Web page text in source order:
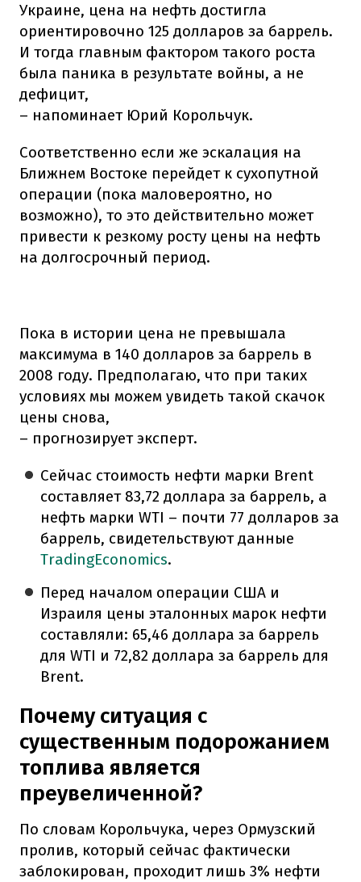
Украине, цена на нефть достигла
ориентировочно 125 долларов за баррель.
И тогда главным фактором такого роста
была паника в результате войны, а не
дефицит,
– напоминает Юрий Корольчук.
Соответственно если же эскалация на
Ближнем Востоке перейдет к сухопутной
операции (пока маловероятно, но
возможно), то это действительно может
привести к резкому росту цены на нефть
на долгосрочный период.
Пока в истории цена не превышала
максимума в 140 долларов за баррель в
2008 году. Предполагаю, что при таких
условиях мы можем увидеть такой скачок
цены снова,
– прогнозирует эксперт.
Сейчас стоимость нефти марки Brent
составляет 83,72 доллара за баррель, а
нефть марки WTI – почти 77 долларов за
баррель, свидетельствуют данные
TradingEconomics.
Перед началом операции США и
Израиля цены эталонных марок нефти
составляли: 65,46 доллара за баррель
для WTI и 72,82 доллара за баррель для
Brent.
Почему ситуация с
существенным подорожанием
топлива является
преувеличенной?
По словам Корольчука, через Ормузский
пролив, который сейчас фактически
заблокирован, проходит лишь 3% нефти